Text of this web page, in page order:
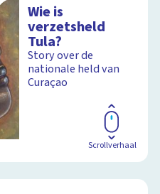
Wie is
verzetsheld
Tula?
Story over de
nationale held van
Curaçao
Scrollverhaal